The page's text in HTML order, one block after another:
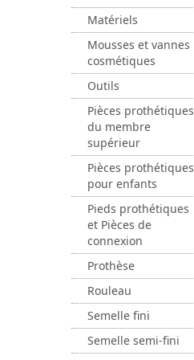
Matériels
Mousses et vannes
cosmétiques
Outils
Pièces prothétiques
du membre
supérieur
Pièces prothétiques
pour enfants
Pieds prothétiques
et Pièces de
connexion
Prothèse
Rouleau
Semelle fini
Semelle semi-fini